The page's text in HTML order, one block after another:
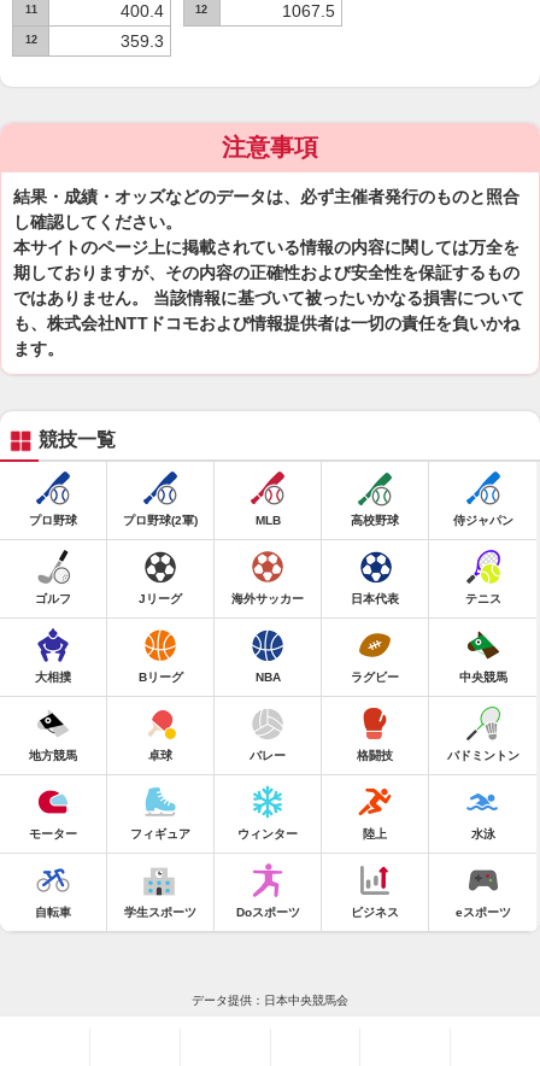
11 400.4
12 359.3
12 1067.5
注意事項
結果・成績・オッズなどのデータは、必ず主催者発行のものと照合
し確認してください。
本サイトのページ上に掲載されている情報の内容に関しては万全を
期しておりますが、その内容の正確性および安全性を保証するもの
ではありません。 当該情報に基づいて被ったいかなる損害について
も、株式会社NTTドコモおよび情報提供者は一切の責任を負いかね
ます。
競技一覧
プロ野球 プロ野球(2軍) MLB 高校野球 侍ジャパン
ゴルフ Jリーグ 海外サッカー 日本代表 テニス
大相撲 Bリーグ NBA ラグビー 中央競馬
地方競馬 卓球 バレー 格闘技 バドミントン
モーター フィギュア ウィンター 陸上 水泳
自転車 学生スポーツ Doスポーツ ビジネス eスポーツ
データ提供：日本中央競馬会